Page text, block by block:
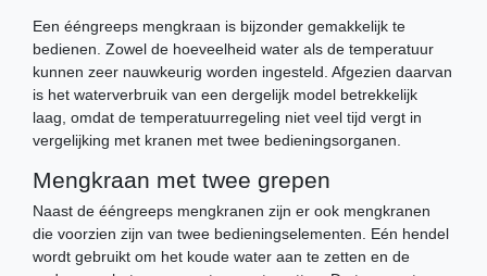
Een ééngreeps mengkraan is bijzonder gemakkelijk te
bedienen. Zowel de hoeveelheid water als de temperatuur
kunnen zeer nauwkeurig worden ingesteld. Afgezien daarvan
is het waterverbruik van een dergelijk model betrekkelijk
laag, omdat de temperatuurregeling niet veel tijd vergt in
vergelijking met kranen met twee bedieningsorganen.
Mengkraan met twee grepen
Naast de ééngreeps mengkranen zijn er ook mengkranen
die voorzien zijn van twee bedieningselementen. Eén hendel
wordt gebruikt om het koude water aan te zetten en de